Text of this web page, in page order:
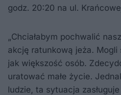
godz. 20:20 na ul.
„Chciałabym pochwalić
akcję ratunkową jeża.
jak większość osób.
uratować małe życie.
ludzie, ta sytuacja